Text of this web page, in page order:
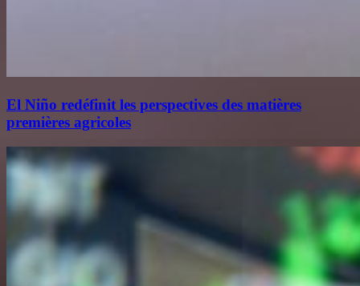
El Niño redéfinit les perspectives des matières
premières agricoles